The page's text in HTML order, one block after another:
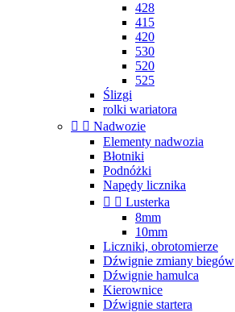
428
415
420
530
520
525
Ślizgi
rolki wariatora
  Nadwozie
Elementy nadwozia
Błotniki
Podnóżki
Napędy licznika
  Lusterka
8mm
10mm
Liczniki, obrotomierze
Dźwignie zmiany biegów
Dźwignie hamulca
Kierownice
Dźwignie startera